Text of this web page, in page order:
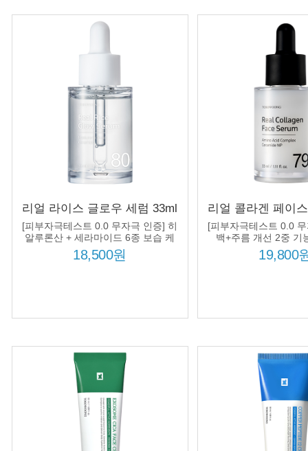
리얼 라이스 글로우 세럼 33ml
피부톤 케어 보습 영양 쌀겨수
80% 처방
[피부자극테스트 0.0 무자극 인증] 히
알루론산 + 세라마이드 6종 보습 케
어!
18,500원
리얼 콜라겐 페이
탄력 피부결 집중
라겐수 처
[피부자극테스트 0.0
백+주름 개선 2중 기
5,000ppm + 8종 콜라
19,800